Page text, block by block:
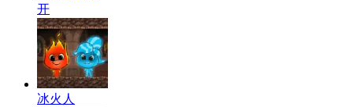
开
冰火人